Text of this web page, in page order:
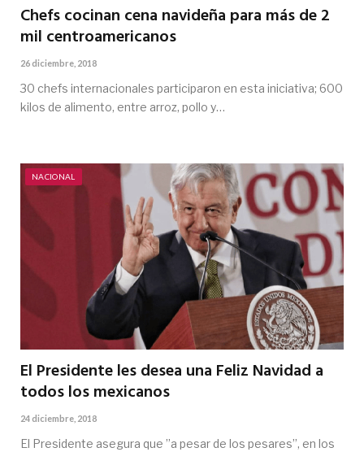
Chefs cocinan cena navideña para más de 2
mil centroamericanos
26 diciembre, 2018
30 chefs internacionales participaron en esta iniciativa; 600
kilos de alimento, entre arroz, pollo y…
NACIONAL
El Presidente les desea una Feliz Navidad a
todos los mexicanos
24 diciembre, 2018
El Presidente asegura que ”a pesar de los pesares”, en los